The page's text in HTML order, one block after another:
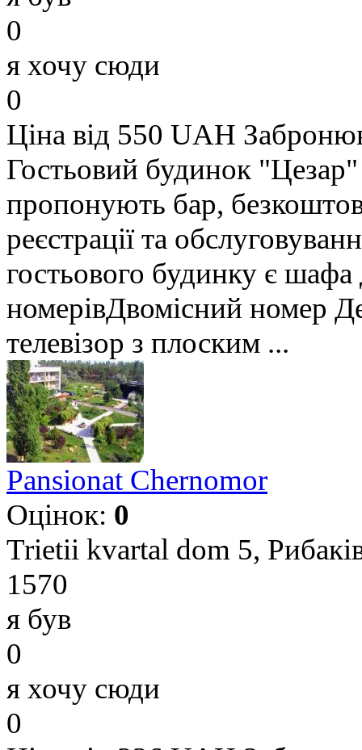
0
я хочу сюди
0
Ціна від 550 UAH
Гостьовий будинок
пропонують бар,
реєстрації та
гостьового будинку є
номерівДвомісний номер
телевізор з плоским ...
Pansionat Chernomor
Оцінок: 0
Trietii kvartal dom 5,
1570
я був
0
я хочу сюди
0